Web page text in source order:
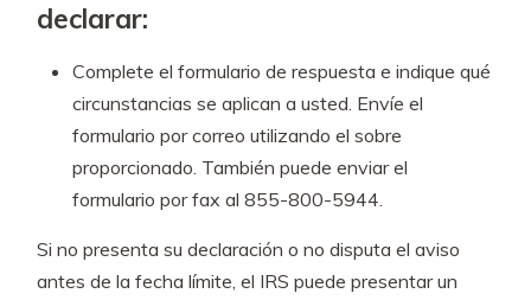
declarar:
Complete el formulario de respuesta e indique qué
circunstancias se aplican a usted. Envíe el
formulario por correo utilizando el sobre
proporcionado. También puede enviar el
formulario por fax al 855-800-5944.
Si no presenta su declaración o no disputa el aviso
antes de la fecha límite, el IRS puede presentar un